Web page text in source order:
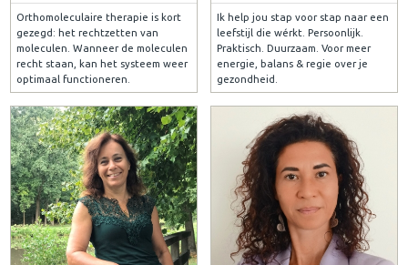
Orthomoleculaire therapie is kort
gezegd: het rechtzetten van
moleculen. Wanneer de moleculen
recht staan, kan het systeem weer
optimaal functioneren.
Ik help jou stap voor stap naar een
leefstijl die wérkt. Persoonlijk.
Praktisch. Duurzaam. Voor meer
energie, balans & regie over je
gezondheid.